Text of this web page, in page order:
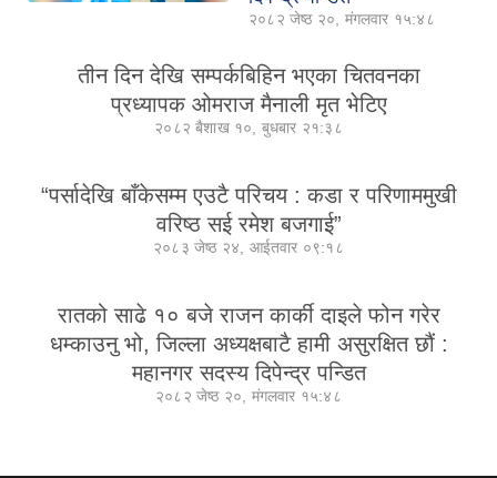
२०८२ जेष्ठ २०, मंगलवार १५:४८
तीन दिन देखि सम्पर्कबिहिन भएका चितवनका
प्रध्यापक ओमराज मैनाली मृत भेटिए
२०८२ बैशाख १०, बुधबार २१:३८
“पर्सादेखि बाँकेसम्म एउटै परिचय : कडा र परिणाममुखी
वरिष्ठ सई रमेश बजगाई”
२०८३ जेष्ठ २४, आईतवार ०९:१८
रातको साढे १० बजे राजन कार्की दाइले फोन गरेर
धम्काउनु भो, जिल्ला अध्यक्षबाटै हामी असुरक्षित छौं :
महानगर सदस्य दिपेन्द्र पन्डित
२०८२ जेष्ठ २०, मंगलवार १५:४८